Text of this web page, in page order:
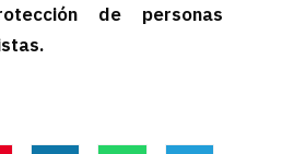
de personas